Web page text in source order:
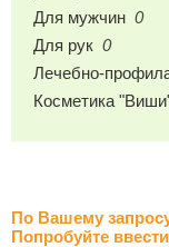
Для мужчин 0
Для рук 0
Лечебно-
Косметика
По Вашему
Попробуйте